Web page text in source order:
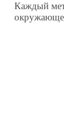
Каждый